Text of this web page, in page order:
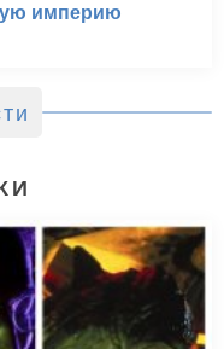
империю